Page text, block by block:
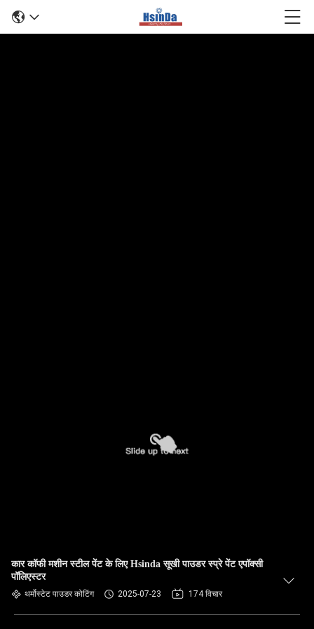
कार कॉफी मशीन स्टील पेंट के लिए Hsinda सूखी पाउडर स्प्रे पेंट एपॉक्सी
पॉलिएस्टर
थर्मोस्टेट पाउडर कोटिंग 2025-07-23 174 विचार